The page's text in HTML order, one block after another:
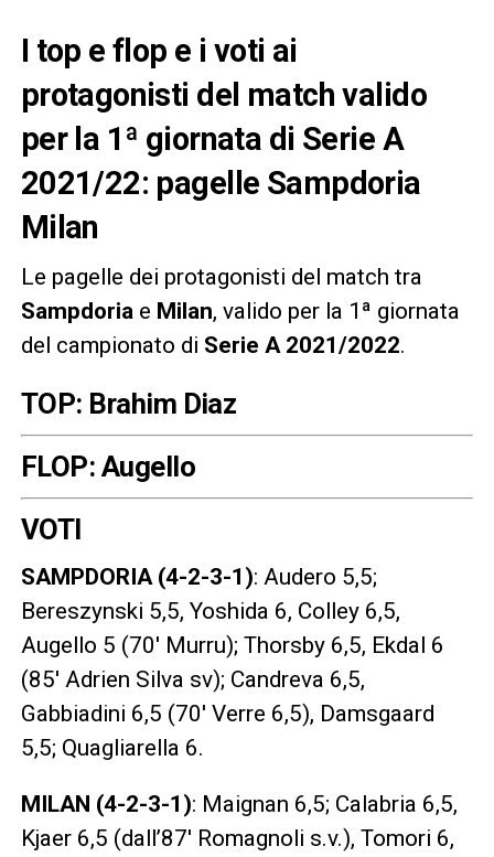
I top e flop e i voti ai
protagonisti del match valido
per la 1ª giornata di Serie A
2021/22: pagelle Sampdoria
Milan
Le pagelle dei protagonisti del match tra
Sampdoria e Milan, valido per la 1ª giornata
del campionato di Serie A 2021/2022.
TOP: Brahim Diaz
FLOP: Augello
VOTI
SAMPDORIA (4-2-3-1): Audero 5,5;
Bereszynski 5,5, Yoshida 6, Colley 6,5,
Augello 5 (70′ Murru); Thorsby 6,5, Ekdal 6
(85′ Adrien Silva sv); Candreva 6,5,
Gabbiadini 6,5 (70′ Verre 6,5), Damsgaard
5,5; Quagliarella 6.
MILAN (4-2-3-1): Maignan 6,5; Calabria 6,5,
Kjaer 6,5 (dall’87′ Romagnoli s.v.), Tomori 6,